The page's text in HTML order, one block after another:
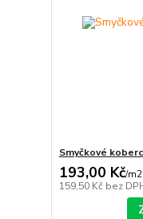
Smyčkové
193,00 Kč/m2
159,50 Kč bez